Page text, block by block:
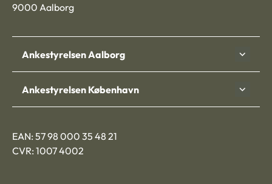
9000 Aalborg
Ankestyrelsen Aalborg
Ankestyrelsen København
EAN: 57 98 000 35 48 21
CVR: 1007 4002